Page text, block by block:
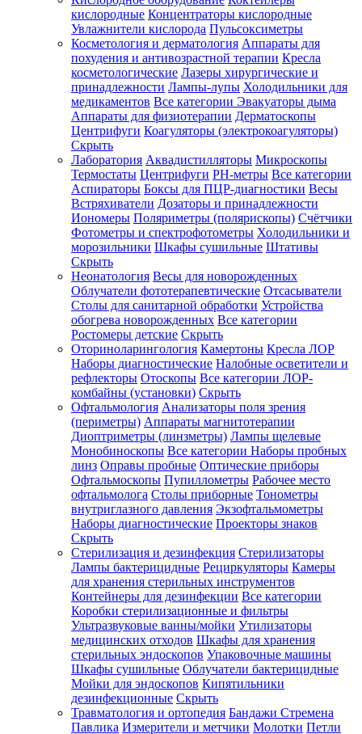
Зарегистрироваться
Зачем
регистрироваться?
Все
покупки
одном
месте
Личный
менеджер
Отслеживание
статуса
заказа
кислородные Концентраторы кислородные
Увлажнители кислорода Пульсоксиметры
Косметология и дерматология Аппараты для
похудения и антивозрастной терапии Кресла
косметологические Лазеры хирургические и
принадлежности Лампы-лупы Холодильники для
медикаментов Все категории Эвакуаторы дыма
Аппараты для физиотерапии Дерматоскопы
Центрифуги Коагуляторы (электрокоагуляторы)
Скрыть
Лаборатория Аквадистилляторы Микроскопы
Термостаты Центрифуги PH-метры Все категории
Аспираторы Боксы для ПЦР-диагностики Весы
Встряхиватели Дозаторы и принадлежности
Иономеры Поляриметры (полярископы) Счётчики
Фотометры и спектрофотометры Холодильники и
морозильники Шкафы сушильные Штативы
Скрыть
Неонатология Весы для новорожденных
Облучатели фототерапевтические Отсасыватели
Столы для санитарной обработки Устройства
обогрева новорожденных Все категории
Ростомеры детские Скрыть
Оториноларингология Камертоны Кресла ЛОР
Наборы диагностические Налобные осветители и
рефлекторы Отоскопы Все категории ЛОР-
комбайны (установки) Скрыть
Офтальмология Анализаторы поля зрения
(периметры) Аппараты магнитотерапии
Диоптриметры (линзметры) Лампы щелевые
Монобиноскопы Все категории Наборы пробных
линз Оправы пробные Оптические приборы
Офтальмоскопы Пупиллометры Рабочее место
офтальмолога Столы приборные Тонометры
внутриглазного давления Экзофтальмометры
Наборы диагностические Проекторы знаков
Скрыть
Стерилизация и дезинфекция Стерилизаторы
Лампы бактерицидные Рециркуляторы Камеры
для хранения стерильных инструментов
Контейнеры для дезинфекции Все категории
Коробки стерилизационные и фильтры
Ультразвуковые ванны/мойки Утилизаторы
медицинских отходов Шкафы для хранения
стерильных эндоскопов Упаковочные машины
Шкафы сушильные Облучатели бактерицидные
Мойки для эндоскопов Кипятильники
дезинфекционные Скрыть
Травматология и ортопедия Бандажи Стремена
Павлика Измерители и метчики Молотки Петли